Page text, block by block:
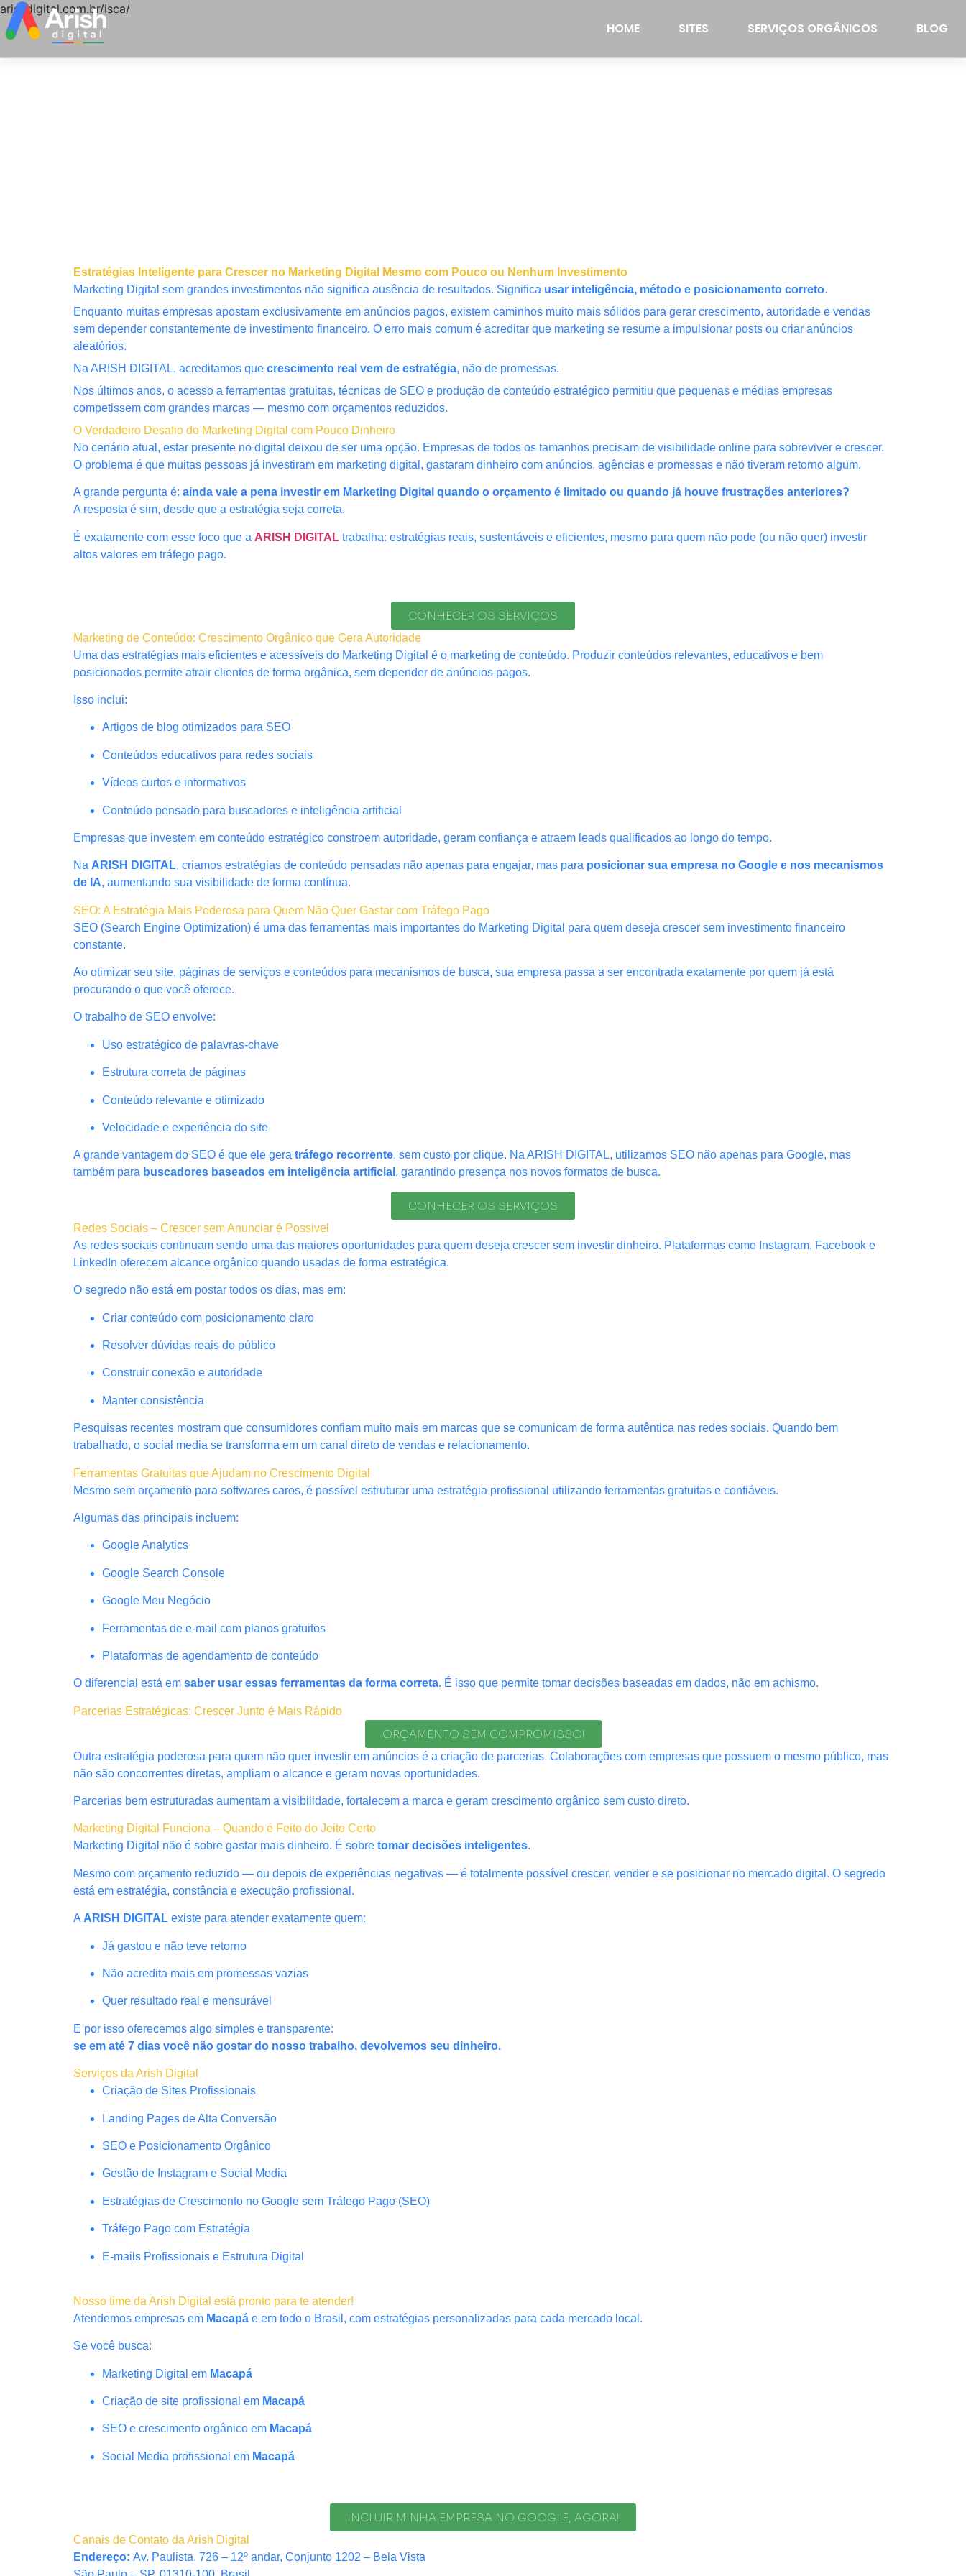
arishdigital.com.br/isca/
HOME SITES SERVIÇOS ORGÂNICOS BLOG
Estratégias Inteligente para Crescer no Marketing Digital Mesmo com Pouco ou Nenhum Investimento
Marketing Digital sem grandes investimentos não significa ausência de resultados. Significa usar inteligência, método e posicionamento correto.
Enquanto muitas empresas apostam exclusivamente em anúncios pagos, existem caminhos muito mais sólidos para gerar crescimento, autoridade e vendas
sem depender constantemente de investimento financeiro. O erro mais comum é acreditar que marketing se resume a impulsionar posts ou criar anúncios
aleatórios.
Na ARISH DIGITAL, acreditamos que crescimento real vem de estratégia, não de promessas.
Nos últimos anos, o acesso a ferramentas gratuitas, técnicas de SEO e produção de conteúdo estratégico permitiu que pequenas e médias empresas
competissem com grandes marcas — mesmo com orçamentos reduzidos.
O Verdadeiro Desafio do Marketing Digital com Pouco Dinheiro
No cenário atual, estar presente no digital deixou de ser uma opção. Empresas de todos os tamanhos precisam de visibilidade online para sobreviver e crescer.
O problema é que muitas pessoas já investiram em marketing digital, gastaram dinheiro com anúncios, agências e promessas e não tiveram retorno algum.
A grande pergunta é: ainda vale a pena investir em Marketing Digital quando o orçamento é limitado ou quando já houve frustrações anteriores?
A resposta é sim, desde que a estratégia seja correta.
É exatamente com esse foco que a ARISH DIGITAL trabalha: estratégias reais, sustentáveis e eficientes, mesmo para quem não pode (ou não quer) investir
altos valores em tráfego pago.
CONHECER OS SERVIÇOS
Marketing de Conteúdo: Crescimento Orgânico que Gera Autoridade
Uma das estratégias mais eficientes e acessíveis do Marketing Digital é o marketing de conteúdo. Produzir conteúdos relevantes, educativos e bem
posicionados permite atrair clientes de forma orgânica, sem depender de anúncios pagos.
Isso inclui:
Artigos de blog otimizados para SEO
Conteúdos educativos para redes sociais
Vídeos curtos e informativos
Conteúdo pensado para buscadores e inteligência artificial
Empresas que investem em conteúdo estratégico constroem autoridade, geram confiança e atraem leads qualificados ao longo do tempo.
Na ARISH DIGITAL, criamos estratégias de conteúdo pensadas não apenas para engajar, mas para posicionar sua empresa no Google e nos mecanismos
de IA, aumentando sua visibilidade de forma contínua.
SEO: A Estratégia Mais Poderosa para Quem Não Quer Gastar com Tráfego Pago
SEO (Search Engine Optimization) é uma das ferramentas mais importantes do Marketing Digital para quem deseja crescer sem investimento financeiro
constante.
Ao otimizar seu site, páginas de serviços e conteúdos para mecanismos de busca, sua empresa passa a ser encontrada exatamente por quem já está
procurando o que você oferece.
O trabalho de SEO envolve:
Uso estratégico de palavras-chave
Estrutura correta de páginas
Conteúdo relevante e otimizado
Velocidade e experiência do site
A grande vantagem do SEO é que ele gera tráfego recorrente, sem custo por clique. Na ARISH DIGITAL, utilizamos SEO não apenas para Google, mas
também para buscadores baseados em inteligência artificial , garantindo presença nos novos formatos de busca.
CONHECER OS SERVIÇOS
Redes Sociais – Crescer sem Anunciar é Possivel
As redes sociais continuam sendo uma das maiores oportunidades para quem deseja crescer sem investir dinheiro. Plataformas como Instagram, Facebook e
LinkedIn oferecem alcance orgânico quando usadas de forma estratégica.
O segredo não está em postar todos os dias, mas em:
Criar conteúdo com posicionamento claro
Resolver dúvidas reais do público
Construir conexão e autoridade
Manter consistência
Pesquisas recentes mostram que consumidores confiam muito mais em marcas que se comunicam de forma autêntica nas redes sociais. Quando bem
trabalhado, o social media se transforma em um canal direto de vendas e relacionamento.
Ferramentas Gratuitas que Ajudam no Crescimento Digital
Mesmo sem orçamento para softwares caros, é possível estruturar uma estratégia profissional utilizando ferramentas gratuitas e confiáveis.
Algumas das principais incluem:
Google Analytics
Google Search Console
Google Meu Negócio
Ferramentas de e-mail com planos gratuitos
Plataformas de agendamento de conteúdo
O diferencial está em saber usar essas ferramentas da forma correta. É isso que permite tomar decisões baseadas em dados, não em achismo.
Parcerias Estratégicas: Crescer Junto é Mais Rápido
ORÇAMENTO SEM COMPROMISSO!
Outra estratégia poderosa para quem não quer investir em anúncios é a criação de parcerias. Colaborações com empresas que possuem o mesmo público, mas
não são concorrentes diretas, ampliam o alcance e geram novas oportunidades.
Parcerias bem estruturadas aumentam a visibilidade, fortalecem a marca e geram crescimento orgânico sem custo direto.
Marketing Digital Funciona – Quando é Feito do Jeito Certo
Marketing Digital não é sobre gastar mais dinheiro. É sobre tomar decisões inteligentes.
Mesmo com orçamento reduzido — ou depois de experiências negativas — é totalmente possível crescer, vender e se posicionar no mercado digital. O segredo
está em estratégia, constância e execução profissional.
A ARISH DIGITAL existe para atender exatamente quem:
Já gastou e não teve retorno
Não acredita mais em promessas vazias
Quer resultado real e mensurável
E por isso oferecemos algo simples e transparente:
se em até 7 dias você não gostar do nosso trabalho, devolvemos seu dinheiro.
Serviços da Arish Digital
Criação de Sites Profissionais
Landing Pages de Alta Conversão
SEO e Posicionamento Orgânico
Gestão de Instagram e Social Media
Estratégias de Crescimento no Google sem Tráfego Pago (SEO)
Tráfego Pago com Estratégia
E-mails Profissionais e Estrutura Digital
Nosso time da Arish Digital está pronto para te atender!
Atendemos empresas em Macapá e em todo o Brasil, com estratégias personalizadas para cada mercado local.
Se você busca:
Marketing Digital em Macapá
Criação de site profissional em Macapá
SEO e crescimento orgânico em Macapá
Social Media profissional em Macapá
INCLUIR MINHA EMPRESA NO GOOGLE, AGORA!
Canais de Contato da Arish Digital
Endereço: Av. Paulista, 726 – 12º andar, Conjunto 1202 – Bela Vista